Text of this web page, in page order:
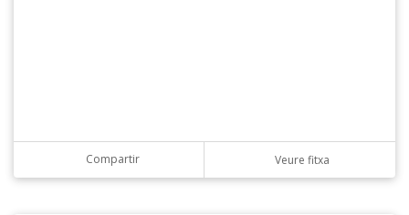
Compartir Veure fitxa